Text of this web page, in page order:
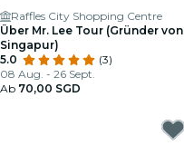
Raffles City Shopping Centre
Über Mr. Lee Tour (Gründer von
Singapur)
5.0
(3)
08 Aug. - 26 Sept.
Ab 70,00 SGD